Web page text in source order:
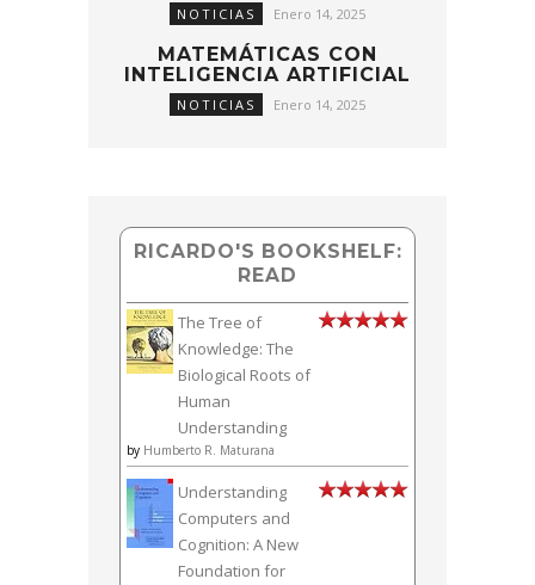
NOTICIAS Enero 14, 2025
MATEMÁTICAS CON
INTELIGENCIA ARTIFICIAL
NOTICIAS Enero 14, 2025
RICARDO'S BOOKSHELF:
READ
The Tree of
Knowledge: The
Biological Roots of
Human
Understanding
by Humberto R. Maturana
Understanding
Computers and
Cognition: A New
Foundation for